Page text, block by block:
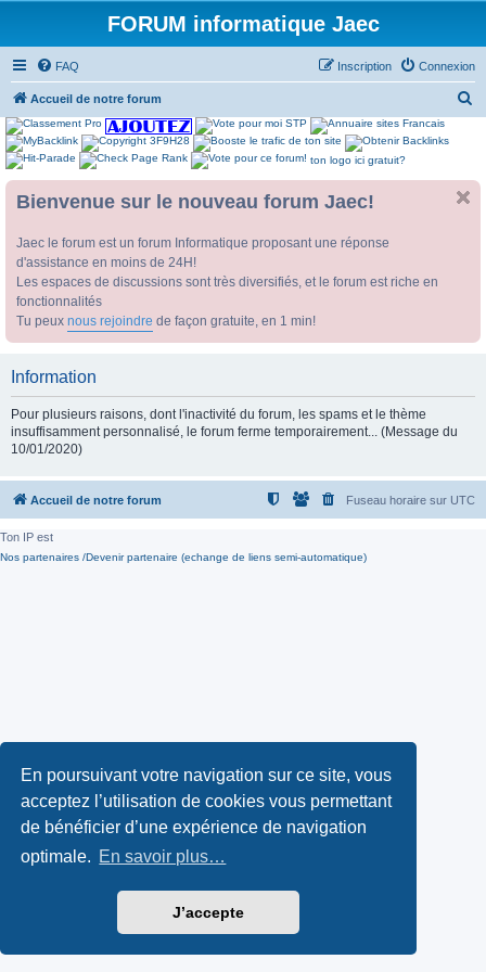
En poursuivant votre navigation sur ce site, vous
acceptez l’utilisation de cookies vous permettant
de bénéficier d’une expérience de navigation
optimale. En savoir plus…
J’accepte
FORUM informatique Jaec
FAQ Connexion
Inscription
Accueil de notre forum
ton logo ici gratuit?
Bienvenue sur le nouveau forum Jaec!
Jaec le forum est un forum Informatique proposant une réponse
d'assistance en moins de 24H!
Les espaces de discussions sont très diversifiés, et le forum est riche en
fonctionnalités
Tu peux nous rejoindre de façon gratuite, en 1 min!
Information
Pour plusieurs raisons, dont l'inactivité du forum, les spams et le thème
insuffisamment personnalisé, le forum ferme temporairement... (Message du
10/01/2020)
Accueil de notre forum Fuseau horaire sur UTC
Ton IP est
Nos partenaires /Devenir partenaire (echange de liens semi-automatique)